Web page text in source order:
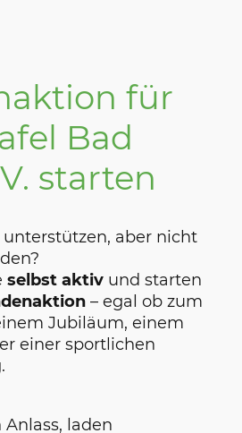
für
Bad
starten
aber nicht
selbst aktiv und starten
– egal ob zum
Jubiläum, einem
einer sportlichen
laden